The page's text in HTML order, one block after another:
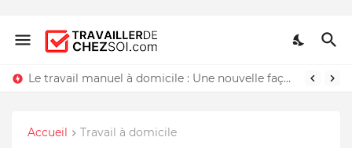
Le travail manuel à domicile : Une nouvelle façon de travailler chez soi
Accueil Travail à domicile